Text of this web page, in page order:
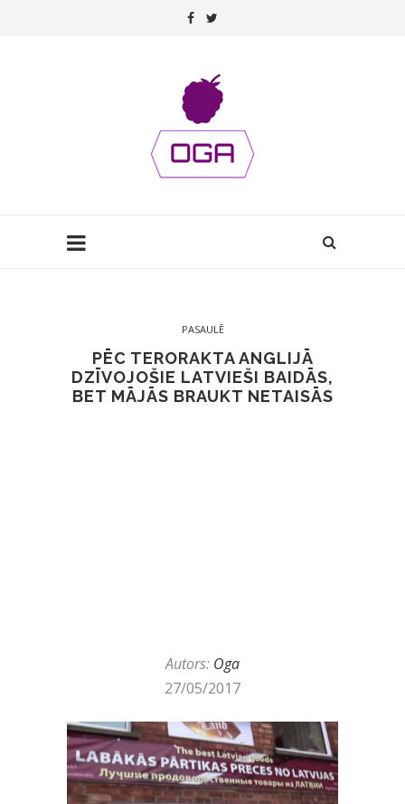
PASAULĒ
PĒC TERORAKTA ANGLIJĀ
DZĪVOJOŠIE LATVIEŠI BAIDĀS,
BET MĀJĀS BRAUKT NETAISĀS
Autors: Oga
27/05/2017